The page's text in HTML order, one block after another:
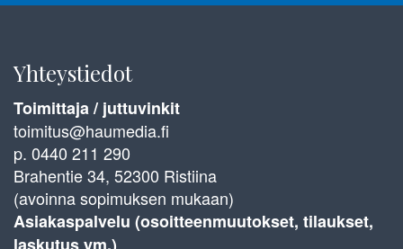
Yhteystiedot
Toimittaja / juttuvinkit
toimitus@haumedia.fi
p. 0440 211 290
Brahentie 34, 52300 Ristiina
(avoinna sopimuksen mukaan)
Asiakaspalvelu (osoitteenmuutokset, tilaukset,